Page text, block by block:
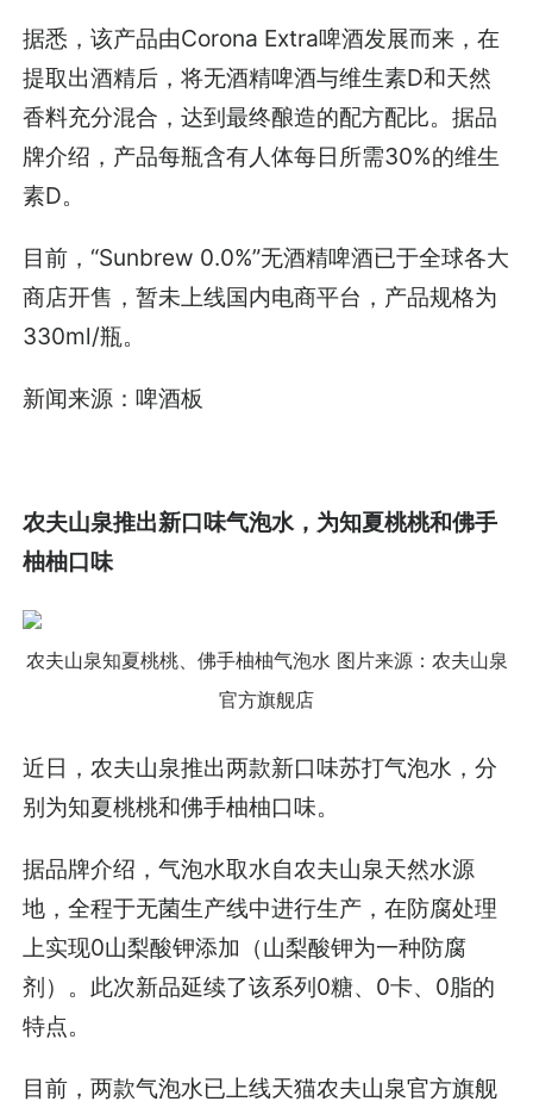
据悉，该产品由Corona Extra啤酒发展而来，在
提取出酒精后，将无酒精啤酒与维生素D和天然
香料充分混合，达到最终酿造的配方配比。据品
牌介绍，产品每瓶含有人体每日所需30%的维生
素D。
目前，“Sunbrew 0.0%”无酒精啤酒已于全球各大
商店开售，暂未上线国内电商平台，产品规格为
330ml/瓶。
新闻来源：啤酒板
农夫山泉推出新口味气泡水，为知夏桃桃和佛手
柚柚口味
农夫山泉知夏桃桃、佛手柚柚气泡水 图片来源：农夫山泉
官方旗舰店
近日，农夫山泉推出两款新口味苏打气泡水，分
别为知夏桃桃和佛手柚柚口味。
据品牌介绍，气泡水取水自农夫山泉天然水源
地，全程于无菌生产线中进行生产，在防腐处理
上实现0山梨酸钾添加（山梨酸钾为一种防腐
剂）。此次新品延续了该系列0糖、0卡、0脂的
特点。
目前，两款气泡水已上线天猫农夫山泉官方旗舰